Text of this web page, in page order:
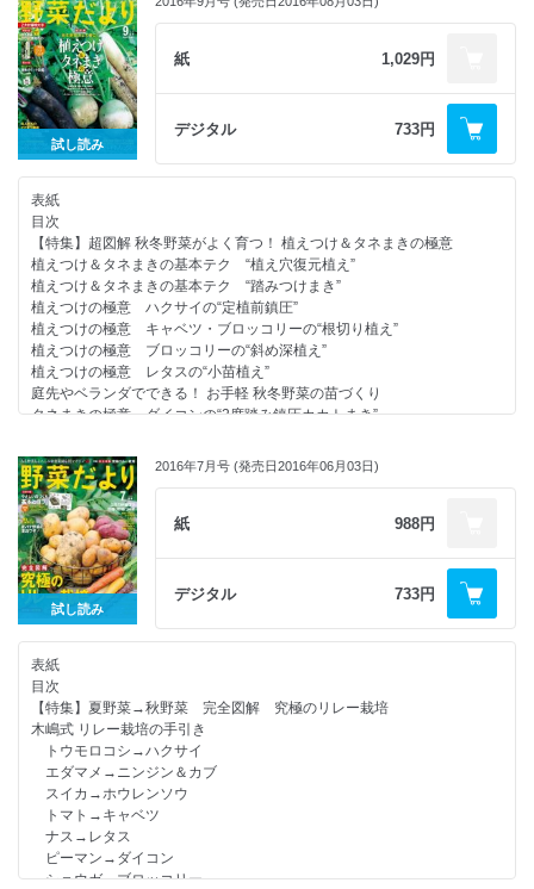
試してよかった！ 気になるグッズ 専用の搾り機でゴマ油づくり
【別冊付録】2017年（平成29年） 菜園カレンダー
part 2 いい堆肥で土づくり
part 3 名人たちの堆肥づくり
【連載】西村和雄さんの畑の食いしん坊教室(38) 畑の中の変わりもの
編 タアサイ
【連載】福田流ノンストップ超混植栽培(5) 保温ラクラク“移動式・被覆
ドーム”をつくる
菜っ葉と菜花の遅まき栽培
根菜類の保存テク
【連載】木嶋先生の比べてわかる野菜の“性格” 第10回 根を下に伸ばす
タマネギと根を上に伸ばすネギ
【連載】1平方メートルからはじめる「自然菜園」(17) リン酸が決め手
のタマネギとイチゴは、一緒に育てるとうまくいく！
みんなの野菜だより
行列のできる 野菜だより相談所
イベント＆新刊情報
次号予告／編集後記
読者アンケート
試してよかった！ 気になるグッズ よく切れる園芸バサミで作業は快
【連載】岡本よりたかさんのプランターでつくる持続可能菜園(4) 宇宙
の営みと農作業
【連載】各地域から届く、季節の野菜づくりレポート 我が家の畑しごと
［10月～11月］
読者プレゼント
【別冊付録】2017年（平成29年）菜園手帳
試し読み
紙 1,029円
デジタル 733円
表紙
目次
【特集】超図解 秋冬野菜がよく育つ！ 植えつけ＆タネまきの極意
植えつけ＆タネまきの基本テク “植え穴復元植え”
植えつけ＆タネまきの基本テク “踏みつけまき”
植えつけの極意 ハクサイの“定植前鎮圧”
植えつけの極意 キャベツ・ブロッコリーの“根切り植え”
植えつけの極意 ブロッコリーの“斜め深植え”
植えつけの極意 レタスの“小苗植え”
庭先やベランダでできる！ お手軽 秋冬野菜の苗づくり
タネまきの極意 ダイコンの“2度踏み鎮圧カカトまき”
タネまきの極意 コマツナ・カブ・ミズナの“覆土なし踏むだけまき”
名人たちのこだわり栽培
もっと手軽に有機の畑づくり
【連載】西村和雄さんの畑の食いしん坊教室(37) 畑の中の変わりもの編
のらぼう菜
【連載】福田流ノンストップ超混植栽培(4) 開閉ラクラク！ アイデア小
トンネル
タマネギ名人になる！
ハクサイの直まき移植栽培
有用微生物EMでスピード堆肥づくり
【連載】木嶋先生の比べてわかる野菜の“性格” 第9回 すぐに芽を出すダイ
コンと芽を出したがらないニンジン
【連載】1平方メートルからはじめる「自然菜園」(16) ダイコンは連作
するほど肌がきれいにおいしくなる！
【連載】タカコ ナカムラ流 素材を活かす新調理法 最終回 ナスとダイコ
ンのブレイズ
みんなの野菜だより
行列のできる 野菜だより相談所
イベント＆新刊情報
試し読み
2016年7月号 (発売日2016年06月03日)
紙 988円
デジタル 733円
表紙
目次
【特集】夏野菜→秋野菜 完全図解 究極のリレー栽培
木嶋式 リレー栽培の手引き
トウモロコシ→ハクサイ
エダマメ→ニンジン＆カブ
スイカ→ホウレンソウ
トマト→キャベツ
ナス→レタス
ピーマン→ダイコン
ショウガ→ブロッコリー